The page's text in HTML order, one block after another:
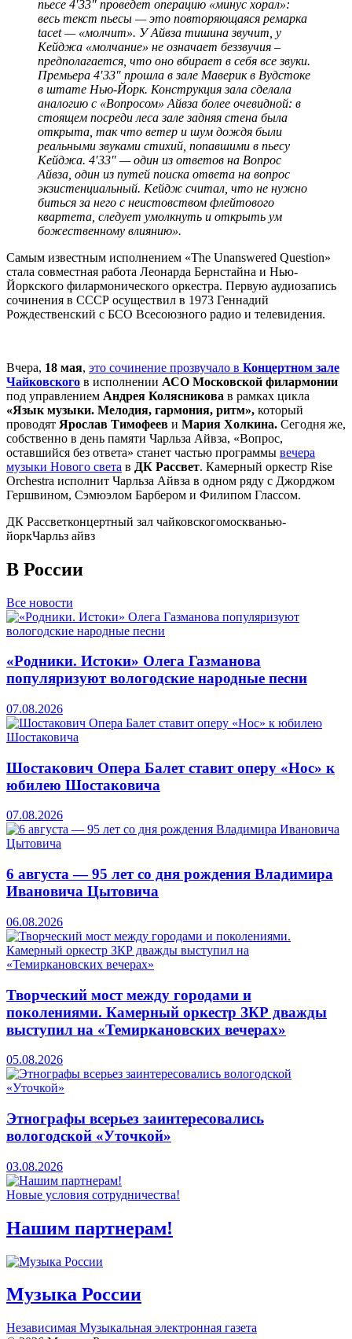
пьесе 4′33″ проведет операцию «минус хорал»:
весь текст пьесы — это повторяющаяся ремарка
tacet — «молчит». У Айвза тишина звучит, у
Кейджа «молчание» не означает беззвучия –
предполагается, что оно вбирает в себя все звуки.
Премьера 4′33″ прошла в зале Маверик в Вудстоке
в штате Нью-Йорк. Конструкция зала сделала
аналогию с «Вопросом» Айвза более очевидной: в
стоящем посреди леса зале задняя стена была
открыта, так что ветер и шум дождя были
реальными звуками стихий, попавшими в пьесу
Кейджа. 4′33″ — один из ответов на Вопрос
Айвза, один из путей поиска ответа на вопрос
экзистенциальный. Кейдж считал, что не нужно
биться за него с неистовством флейтового
квартета, следует умолкнуть и открыть ум
божественному влиянию».
Самым известным исполнением «The Unanswered Question»
стала совместная работа Леонарда Бернстайна и Нью-
Йоркского филармонического оркестра. Первую аудиозапись
сочинения в СССР осуществил в 1973 Геннадий
Рождественский с БСО Всесоюзного радио и телевидения.
Вчера, 18 мая, это сочинение прозвучало в Концертном зале
Чайковского в исполнении АСО Московской филармонии
под управлением Андрея Колясникова в рамках цикла
«Язык музыки. Мелодия, гармония, ритм», который
проводят Ярослав Тимофеев и Мария Холкина. Сегодня же,
собственно в день памяти Чарльза Айвза, «Вопрос,
оставшийся без ответа» станет частью программы вечера
музыки Нового света в ДК Рассвет. Камерный оркестр Rise
Orchestra исполнит Чарльза Айвза в одном ряду с Джорджом
Гершвином, Сэмюэлом Барбером и Филипом Глассом.
ДК Рассветконцертный зал чайковскогомоскванью-
йоркЧарльз айвз
В России
Все новости
«Родники. Истоки» Олега Газманова
популяризуют вологодские народные песни
07.08.2026
Шостакович Опера Балет ставит оперу «Нос» к
юбилею Шостаковича
07.08.2026
6 августа — 95 лет со дня рождения Владимира
Ивановича Цытовича
06.08.2026
Творческий мост между городами и
поколениями. Камерный оркестр ЗКР дважды
выступил на «Темиркановских вечерах»
05.08.2026
Этнографы всерьез заинтересовались
вологодской «Уточкой»
03.08.2026
Новые условия сотрудничества!
Нашим партнерам!
Музыка России
Независимая Музыкальная электронная газета